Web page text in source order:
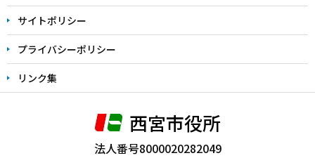
サイトポリシー
プライバシーポリシー
リンク集
西宮市役所
法人番号8000020282049